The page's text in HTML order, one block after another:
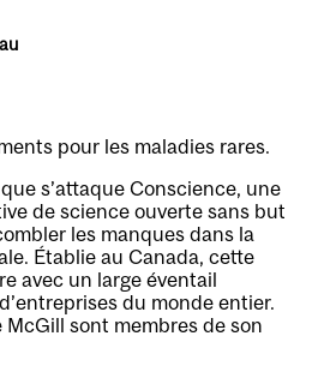
pour les maladies rares.
s’attaque Conscience, une
de science ouverte sans but
les manques dans la
Établie au Canada, cette
avec un large éventail
du monde entier.
McGill sont membres de son